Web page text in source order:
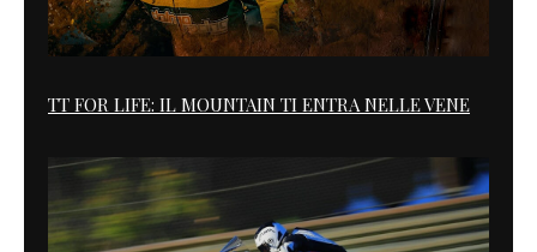
TT FOR LIFE: IL MOUNTAIN TI ENTRA NELLE VENE